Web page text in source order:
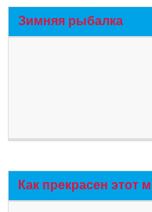
Зимняя рыбалка
Как прекрасен этот